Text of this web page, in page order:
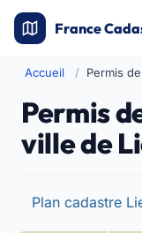
France
Accueil Permis
Permis
ville de
Plan cadastre